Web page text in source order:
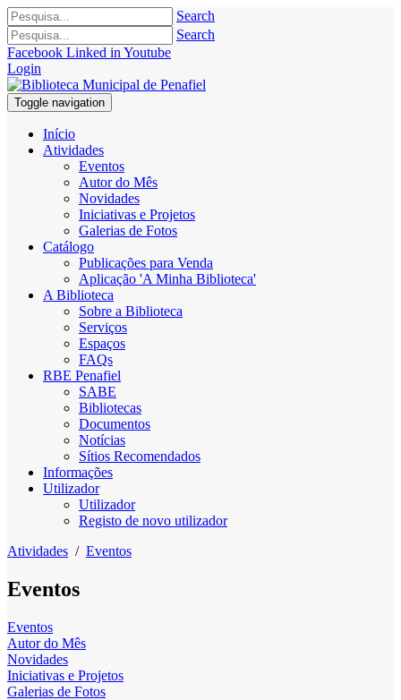
Search
Search
Facebook Linked in Youtube
Login
Toggle navigation
Início
Atividades
Eventos
Autor do Mês
Novidades
Iniciativas e Projetos
Galerias de Fotos
Catálogo
Publicações para Venda
Aplicação 'A Minha Biblioteca'
A Biblioteca
Sobre a Biblioteca
Serviços
Espaços
FAQs
RBE Penafiel
SABE
Bibliotecas
Documentos
Notícias
Sítios Recomendados
Informações
Utilizador
Utilizador
Registo de novo utilizador
Atividades / Eventos
Eventos
Eventos
Autor do Mês
Novidades
Iniciativas e Projetos
Galerias de Fotos